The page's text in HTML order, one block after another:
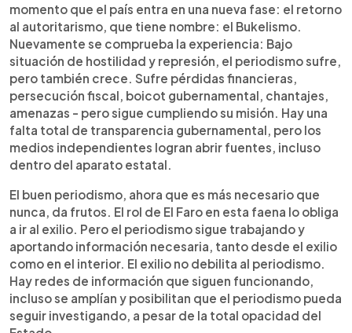
momento que el país entra en una nueva fase: el retorno
al autoritarismo, que tiene nombre: el Bukelismo.
Nuevamente se comprueba la experiencia: Bajo
situación de hostilidad y represión, el periodismo sufre,
pero también crece. Sufre pérdidas financieras,
persecución fiscal, boicot gubernamental, chantajes,
amenazas - pero sigue cumpliendo su misión. Hay una
falta total de transparencia gubernamental, pero los
medios independientes logran abrir fuentes, incluso
dentro del aparato estatal.
El buen periodismo, ahora que es más necesario que
nunca, da frutos. El rol de El Faro en esta faena lo obliga
a ir al exilio. Pero el periodismo sigue trabajando y
aportando información necesaria, tanto desde el exilio
como en el interior. El exilio no debilita al periodismo.
Hay redes de información que siguen funcionando,
incluso se amplían y posibilitan que el periodismo pueda
seguir investigando, a pesar de la total opacidad del